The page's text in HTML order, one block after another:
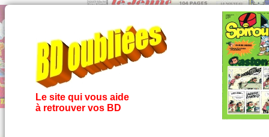
Le site qui vous aide
à retrouver vos BD